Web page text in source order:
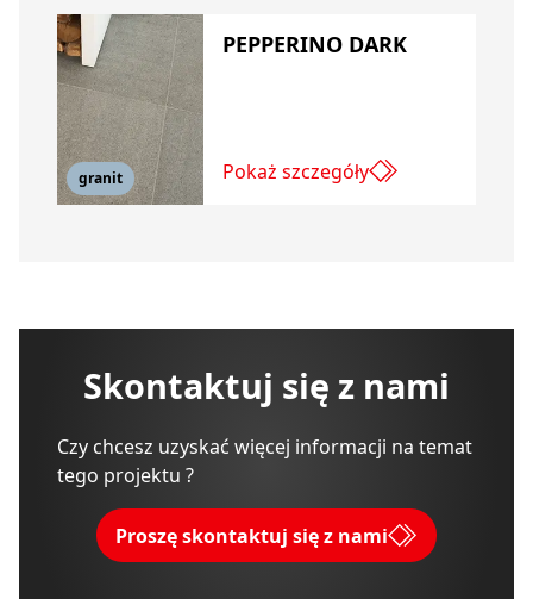
granit
PEPPERINO DARK
Pokaż szczegóły
Skontaktuj się z nami
Czy chcesz uzyskać więcej informacji na temat
tego projektu ?
Proszę skontaktuj się z nami